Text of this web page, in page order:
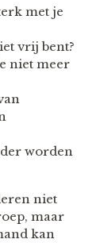
met je
vrij bent?
niet meer
worden
niet
maar
kan